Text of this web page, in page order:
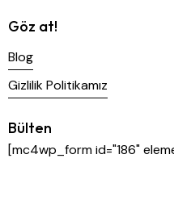
Göz at!
Blog
Gizlilik Politikamız
Bülten
[mc4wp_form id="186"